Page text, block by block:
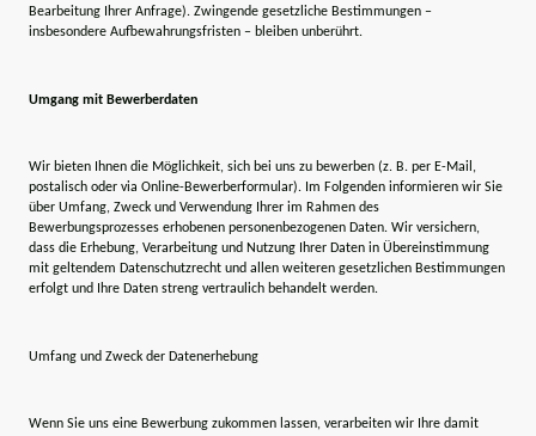
Bearbeitung Ihrer Anfrage). Zwingende gesetzliche Bestimmungen –
insbesondere Aufbewahrungsfristen – bleiben unberührt.
Umgang mit Bewerberdaten
Wir bieten Ihnen die Möglichkeit, sich bei uns zu bewerben (z. B. per E-Mail,
postalisch oder via Online-Bewerberformular). Im Folgenden informieren wir Sie
über Umfang, Zweck und Verwendung Ihrer im Rahmen des
Bewerbungsprozesses erhobenen personenbezogenen Daten. Wir versichern,
dass die Erhebung, Verarbeitung und Nutzung Ihrer Daten in Übereinstimmung
mit geltendem Datenschutzrecht und allen weiteren gesetzlichen Bestimmungen
erfolgt und Ihre Daten streng vertraulich behandelt werden.
Umfang und Zweck der Datenerhebung
Wenn Sie uns eine Bewerbung zukommen lassen, verarbeiten wir Ihre damit